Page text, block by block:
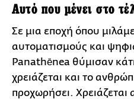
Αυτό που μένει στο
Σε μια εποχή όπου
αυτοματισμούς και
Panathēnea θύμισαν
χρειάζεται και το
προχωρήσει.